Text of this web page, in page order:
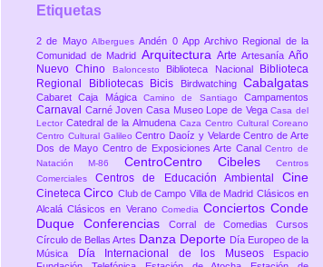
Etiquetas
2 de Mayo AlberguesAndén 0 AppArchivo Regional de la
Comunidad de Madrid Arquitectura Arte ArtesaníaAño
Nuevo Chino
Baloncesto Biblioteca Nacional
Biblioteca
Regional
Bibliotecas Bicis Birdwatching Cabalgatas
CabaretCaja MágicaCamino de SantiagoCampamentos
Carnaval Carné JovenCasa Museo Lope de VegaCasa del
LectorCatedral de la Almudena Caza Centro Cultural Coreano
Centro Cultural GalileoCentro Daoíz y VelardeCentro de Arte
Dos de Mayo Centro de Exposiciones Arte CanalCentro de
Natación M-86 CentroCentro Cibeles
Centros
ComercialesCentros de Educación AmbientalCine
CinetecaCirco Club de Campo Villa de Madrid Clásicos en
AlcaláClásicos en Verano Comedia ConciertosConde
Duque Conferencias Corral de Comedias Cursos
Círculo de Bellas Artes Danza Deporte Día Europeo de la
Música
Día Internacional de los Museos
Espacio